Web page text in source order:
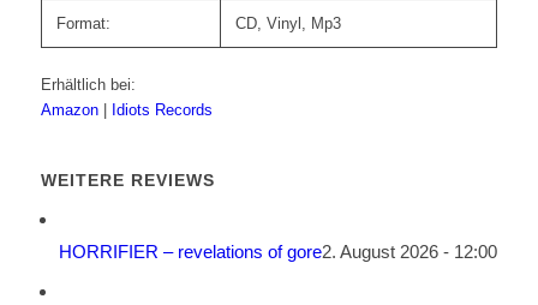
Format: CD, Vinyl, Mp3
Erhältlich bei:
Amazon
Idiots Records
WEITERE REVIEWS
HORRIFIER – revelations of gore2. August 2026 - 12:00